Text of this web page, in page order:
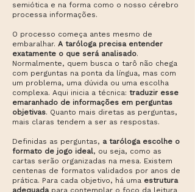
semiótica e na forma como o nosso cérebro
processa informações.
O processo começa antes mesmo de
embaralhar. A taróloga precisa entender
exatamente o que será analisado.
Normalmente, quem busca o tarô não chega
com perguntas na ponta da língua, mas com
um problema, uma dúvida ou uma escolha
complexa. Aqui inicia a técnica: traduzir esse
emaranhado de informações em perguntas
objetivas. Quanto mais diretas as perguntas,
mais claras tendem a ser as respostas.
Definidas as perguntas, a taróloga escolhe o
formato de jogo ideal, ou seja, como as
cartas serão organizadas na mesa. Existem
centenas de formatos validados por anos de
prática. Para cada objetivo, há uma estrutura
adequadapara contemplar o foco da leitura